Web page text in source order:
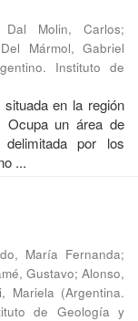
Dal Molin, Carlos;
Del Mármol, Gabriel
Instituto de
en la región
Ocupa un área de
por los
...
María Fernanda;
Gustavo; Alonso,
Mariela (Argentina.
de Geología y